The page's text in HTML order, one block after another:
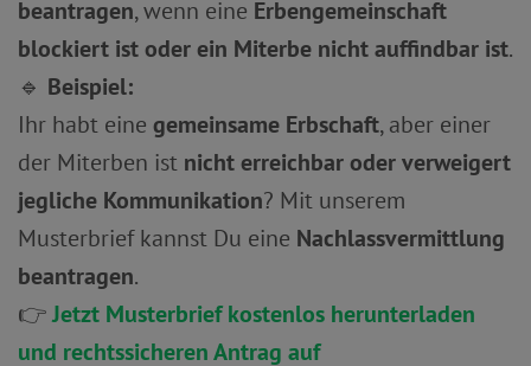
beantragen, wenn eine Erbengemeinschaft
blockiert ist oder ein Miterbe nicht auffindbar ist.
🔹 Beispiel:
Ihr habt eine gemeinsame Erbschaft, aber einer
der Miterben ist nicht erreichbar oder verweigert
jegliche Kommunikation? Mit unserem
Musterbrief kannst Du eine Nachlassvermittlung
beantragen.
👉Jetzt Musterbrief kostenlos herunterladen
und rechtssicheren Antrag auf